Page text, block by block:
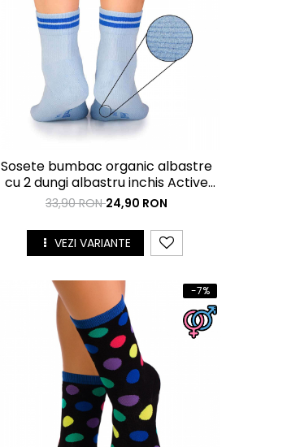
Sosete bumbac organic albastre
cu 2 dungi albastru inchis Active
Day
33,90 RON24,90 RON
VEZI VARIANTE
-7%